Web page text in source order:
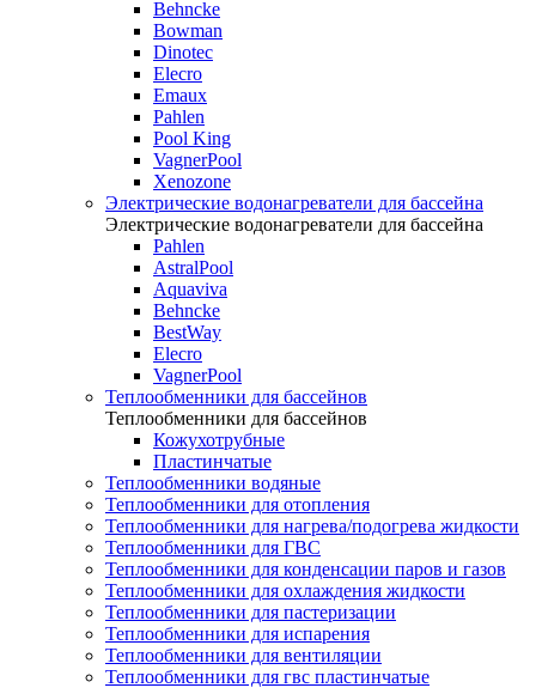
Behncke
Bowman
Dinotec
Elecro
Emaux
Pahlen
Pool King
VagnerPool
Xenozone
Электрические водонагреватели для бассейна
Электрические водонагреватели для бассейна
Pahlen
AstralPool
Aquaviva
Behncke
BestWay
Elecro
VagnerPool
Теплообменники для бассейнов
Теплообменники для бассейнов
Кожухотрубные
Пластинчатые
Теплообменники водяные
Теплообменники для отопления
Теплообменники для нагрева/подогрева жидкости
Теплообменники для ГВС
Теплообменники для конденсации паров и газов
Теплообменники для охлаждения жидкости
Теплообменники для пастеризации
Теплообменники для испарения
Теплообменники для вентиляции
Теплообменники для гвс пластинчатые